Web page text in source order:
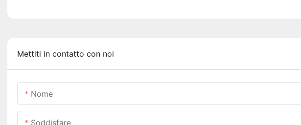
Mettiti in contatto con noi
Nome
Soddisfare